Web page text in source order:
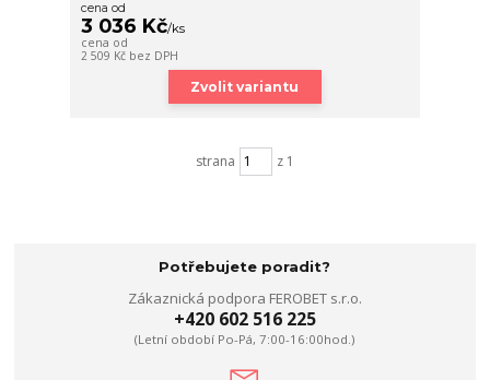
cena od
3 036 Kč/ks
cena od
2 509 Kč bez DPH
Zvolit variantu
strana z 1
Potřebujete poradit?
Zákaznická podpora FEROBET s.r.o.
+420 602 516 225
(Letní období Po-Pá, 7:00-16:00hod.)